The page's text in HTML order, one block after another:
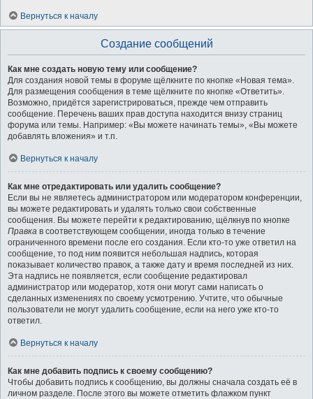
Вернуться к началу
Создание сообщений
Как мне создать новую тему или сообщение?
Для создания новой темы в форуме щёлкните по кнопке «Новая тема».
Для размещения сообщения в теме щёлкните по кнопке «Ответить».
Возможно, придётся зарегистрироваться, прежде чем отправить
сообщение. Перечень ваших прав доступа находится внизу страниц
форума или темы. Например: «Вы можете начинать темы», «Вы можете
добавлять вложения» и т.п.
Вернуться к началу
Как мне отредактировать или удалить сообщение?
Если вы не являетесь администратором или модератором конференции,
вы можете редактировать и удалять только свои собственные
сообщения. Вы можете перейти к редактированию, щёлкнув по кнопке
Правка в соответствующем сообщении, иногда только в течение
ограниченного времени после его создания. Если кто-то уже ответил на
сообщение, то под ним появится небольшая надпись, которая
показывает количество правок, а также дату и время последней из них.
Эта надпись не появляется, если сообщение редактировал
администратор или модератор, хотя они могут сами написать о
сделанных изменениях по своему усмотрению. Учтите, что обычные
пользователи не могут удалить сообщение, если на него уже кто-то
ответил.
Вернуться к началу
Как мне добавить подпись к своему сообщению?
Чтобы добавить подпись к сообщению, вы должны сначала создать её в
личном разделе. После этого вы можете отметить флажком пункт